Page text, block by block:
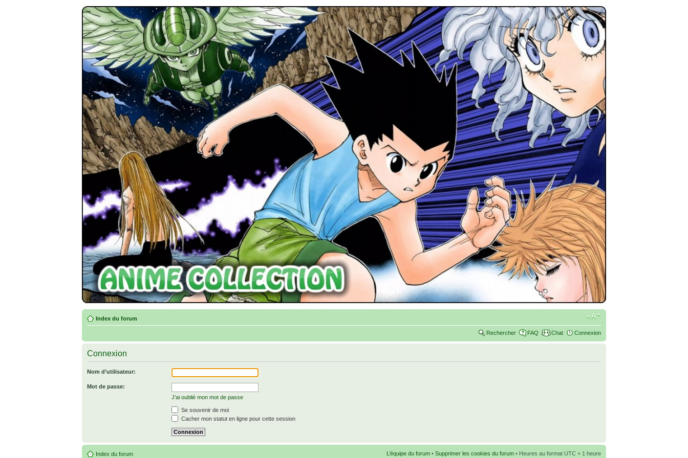
Index du forum
Rechercher FAQ Chat Connexion
Connexion
Nom d’utilisateur:
Mot de passe:
J’ai oublié mon mot de passe
Se souvenir de moi
Cacher mon statut en ligne pour cette session
Index du forum L’équipe du forum • Supprimer les cookies du forum • Heures au format UTC + 1 heure